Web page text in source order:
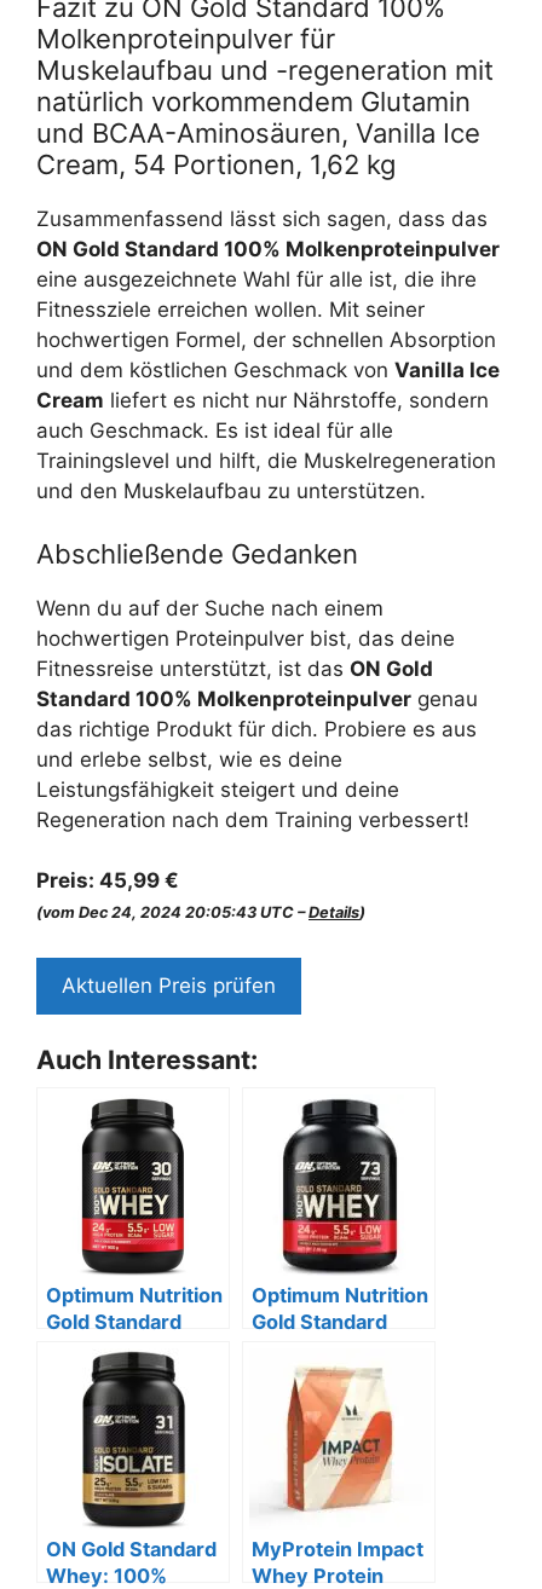
Fazit zu ON Gold Standard 100%
Molkenproteinpulver für
Muskelaufbau und -regeneration mit
natürlich vorkommendem Glutamin
und BCAA-Aminosäuren, Vanilla Ice
Cream, 54 Portionen, 1,62 kg
Zusammenfassend lässt sich sagen, dass das
ON Gold Standard 100% Molkenproteinpulver
eine ausgezeichnete Wahl für alle ist, die ihre
Fitnessziele erreichen wollen. Mit seiner
hochwertigen Formel, der schnellen Absorption
und dem köstlichen Geschmack von Vanilla Ice
Cream liefert es nicht nur Nährstoffe, sondern
auch Geschmack. Es ist ideal für alle
Trainingslevel und hilft, die Muskelregeneration
und den Muskelaufbau zu unterstützen.
Abschließende Gedanken
Wenn du auf der Suche nach einem
hochwertigen Proteinpulver bist, das deine
Fitnessreise unterstützt, ist das ON Gold
Standard 100% Molkenproteinpulver genau
das richtige Produkt für dich. Probiere es aus
und erlebe selbst, wie es deine
Leistungsfähigkeit steigert und deine
Regeneration nach dem Training verbessert!
Preis: 45,99 €
(vom Dec 24, 2024 20:05:43 UTC –Details)
Aktuellen Preis prüfen
Auch Interessant:
Optimum Nutrition
Gold Standard
Molkenprotein,
Erdbeere
Optimum Nutrition
Gold Standard
Double Rich
ON Gold Standard
Whey: 100%
MyProtein Impact
Whey Protein